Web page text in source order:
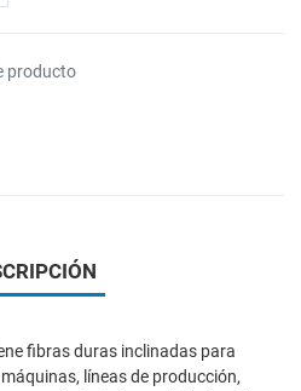
producto
fibras duras inclinadas para
líneas de producción,